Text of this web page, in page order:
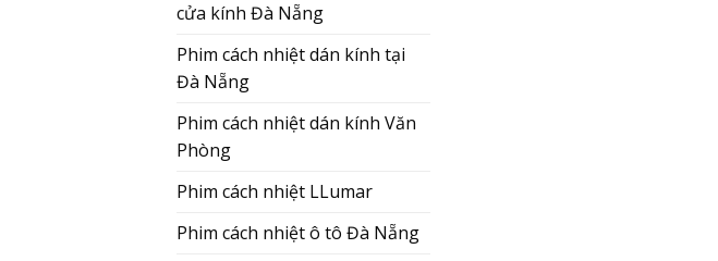
cửa kính Đà Nẵng
Phim cách nhiệt dán kính tại
Đà Nẵng
Phim cách nhiệt dán kính Văn
Phòng
Phim cách nhiệt LLumar
Phim cách nhiệt ô tô Đà Nẵng